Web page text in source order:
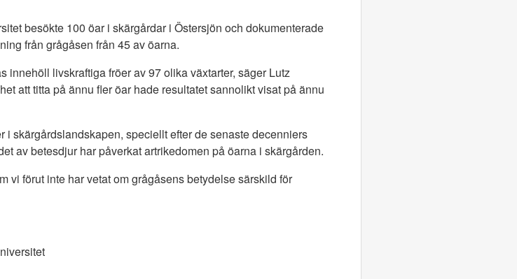
besökte 100 öar i skärgårdar i Östersjön och dokumenterade
från grågåsen från 45 av öarna.
innehöll livskraftiga fröer av 97 olika växtarter, säger Lutz
att titta på ännu fler öar hade resultatet sannolikt visat på ännu
i skärgårdslandskapen, speciellt efter de senaste decenniers
av betesdjur har påverkat artrikedomen på öarna i skärgården.
vi förut inte har vetat om grågåsens betydelse särskild för